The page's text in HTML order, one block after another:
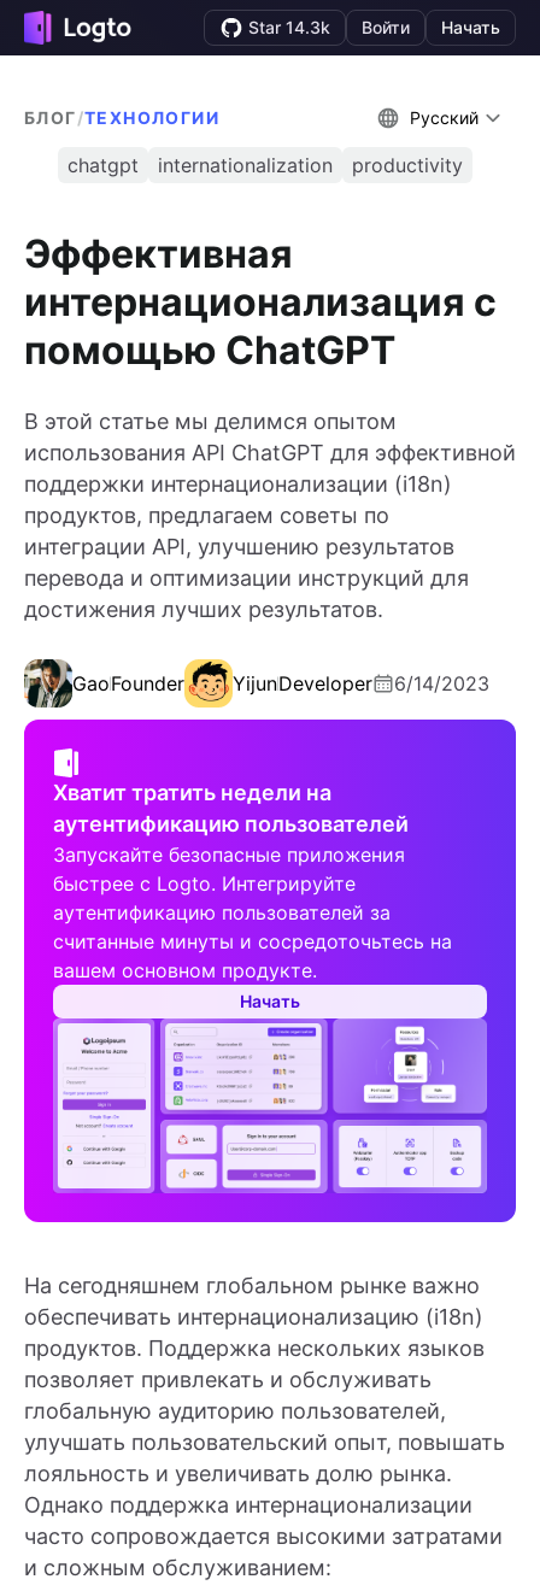
Star 14.3k Войти Начать
БЛОГ/ТЕХНОЛОГИИ Русский
chatgpt internationalization productivity
Эффективная
интернационализация с
помощью ChatGPT
В этой статье мы делимся опытом
использования API ChatGPT для эффективной
поддержки интернационализации (i18n)
продуктов, предлагаем советы по
интеграции API, улучшению результатов
перевода и оптимизации инструкций для
достижения лучших результатов.
GaoFounder YijunDeveloper 6/14/2023
Хватит тратить недели на
аутентификацию пользователей
Запускайте безопасные приложения
быстрее с Logto. Интегрируйте
аутентификацию пользователей за
считанные минуты и сосредоточьтесь на
вашем основном продукте.
Начать
На сегодняшнем глобальном рынке важно
обеспечивать интернационализацию (i18n)
продуктов. Поддержка нескольких языков
позволяет привлекать и обслуживать
глобальную аудиторию пользователей,
улучшать пользовательский опыт, повышать
лояльность и увеличивать долю рынка.
Однако поддержка интернационализации
часто сопровождается высокими затратами
и сложным обслуживанием: